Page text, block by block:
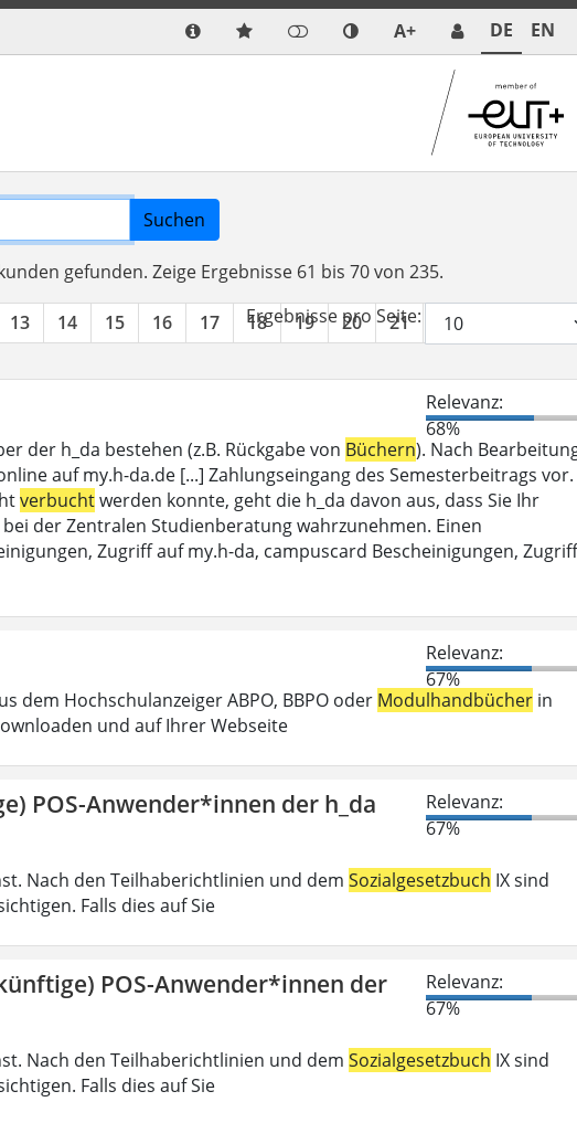
A+ DE EN
Suchen
gefunden. Zeige Ergebnisse 61 bis 70 von 235.
13 14 15 16 17 18 19 20 21 22
Ergebnisse pro Seite:
Relevanz:
68%
der h_da bestehen (z.B. Rückgabe von Büchern). Nach
auf my.h-da.de [...] Zahlungseingang des Semesterbeitrags vor.
verbuchtwerden konnte, geht die h_da davon aus, dass Sie Ihr
der Zentralen Studienberatung wahrzunehmen. Einen
Zugriff auf my.h-da, campuscard Bescheinigungen, Zugriff
Relevanz:
67%
dem Hochschulanzeiger ABPO, BBPO oder Modulhandbücher in
und auf Ihrer Webseite
POS-Anwender*innen der h_da
Relevanz:
67%
Nach den Teilhaberichtlinien und dem Sozialgesetzbuch IX sind
Falls dies auf Sie
POS-Anwender*innen der
Relevanz:
67%
Nach den Teilhaberichtlinien und dem Sozialgesetzbuch IX sind
Falls dies auf Sie